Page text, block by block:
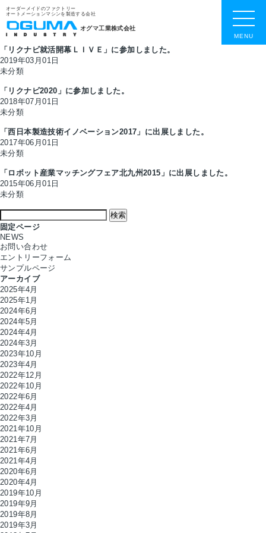
MENU
オーダーメイドのファクトリー
オートメーションマシンを製造する会社
オグマ工業株式会社
「リクナビ就活開幕ＬＩＶＥ」に参加しました。
2019年03月01日
未分類
「リクナビ2020」に参加しました。
2018年07月01日
未分類
「西日本製造技術イノベーション2017」に出展しました。
2017年06月01日
未分類
「ロボット産業マッチングフェア北九州2015」に出展しました。
2015年06月01日
未分類
検
索:
固定ページ
NEWS
お問い合わせ
エントリーフォーム
サンプルページ
アーカイブ
2025年4月
2025年1月
2024年6月
2024年5月
2024年4月
2024年3月
2023年10月
2023年4月
2022年12月
2022年10月
2022年6月
2022年4月
2022年3月
2021年10月
2021年7月
2021年6月
2021年4月
2020年6月
2020年4月
2019年10月
2019年9月
2019年8月
2019年3月